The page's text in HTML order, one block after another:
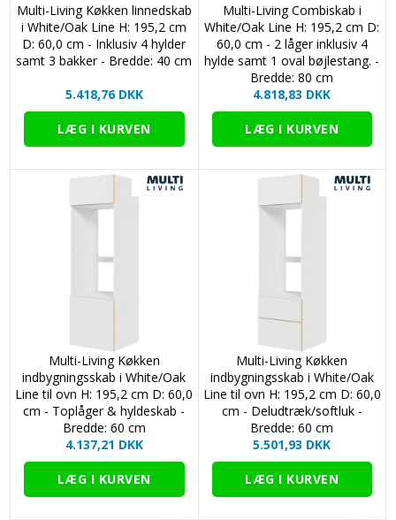
Multi-Living Køkken linnedskab
i White/Oak Line H: 195,2 cm
D: 60,0 cm - Inklusiv 4 hylder
samt 3 bakker - Bredde: 40 cm
5.418,76 DKK
Multi-Living Combiskab i
White/Oak Line H: 195,2 cm D:
60,0 cm - 2 låger inklusiv 4
hylde samt 1 oval bøjlestang. -
Bredde: 80 cm
4.818,83 DKK
Multi-Living Køkken
indbygningsskab i White/Oak
Line til ovn H: 195,2 cm D: 60,0
cm - Toplåger & hyldeskab -
Bredde: 60 cm
4.137,21 DKK
Multi-Living Køkken
indbygningsskab i White/Oak
Line til ovn H: 195,2 cm D: 60,0
cm - Deludtræk/softluk -
Bredde: 60 cm
5.501,93 DKK